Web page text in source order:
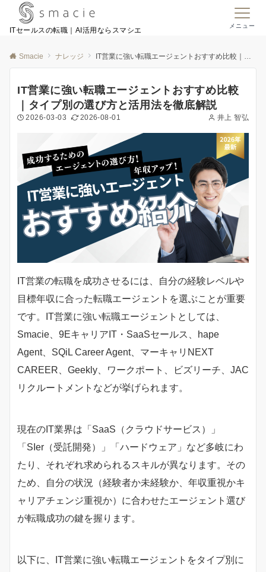
ITセールスの転職｜AI活用ならスマシエ
メニュー
Smacie ナレッジ IT営業に強い転職エージェントおすすめ比較｜タイプ別の選び方と活用法を徹底解説
IT営業に強い転職エージェントおすすめ比較
｜タイプ別の選び方と活用法を徹底解説
2026-03-03 2026-08-01 井上 智弘
IT営業の転職を成功させるには、自分の経験レベルや
目標年収に合った転職エージェントを選ぶことが重要
です。IT営業に強い転職エージェントとしては、
Smacie、9EキャリアIT・SaaSセールス、hape
Agent、SQiL Career Agent、マーキャリNEXT
CAREER、Geekly、ワークポート、ビズリーチ、JAC
リクルートメントなどが挙げられます。
現在のIT業界は「SaaS（クラウドサービス）」
「SIer（受託開発）」「ハードウェア」など多岐にわ
たり、それぞれ求められるスキルが異なります。その
ため、自分の状況（経験者か未経験か、年収重視かキ
ャリアチェンジ重視か）に合わせたエージェント選び
が転職成功の鍵を握ります。
以下に、IT営業に強い転職エージェントをタイプ別に